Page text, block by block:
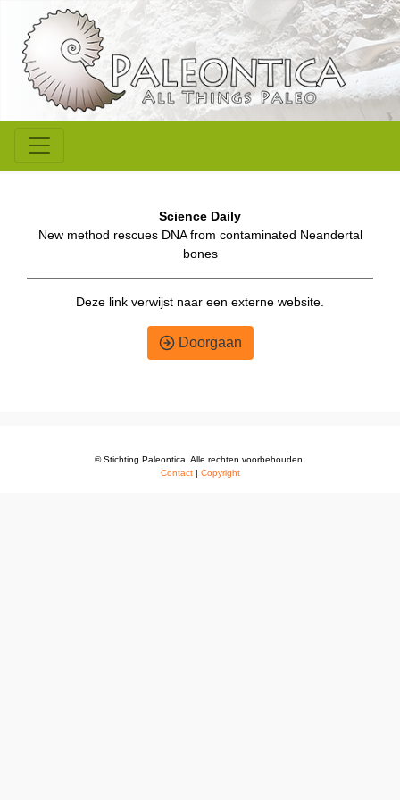
Science Daily
New method rescues DNA from contaminated Neandertal
bones
Deze link verwijst naar een externe website.
Doorgaan
© Stichting Paleontica. Alle rechten voorbehouden.
Contact| Copyright